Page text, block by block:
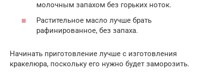
молочным запахом без горьких ноток.
Растительное масло лучше брать
рафинированное, без запаха.
Начинать приготовление лучше с изготовления
кракелюра, поскольку его нужно будет заморозить.